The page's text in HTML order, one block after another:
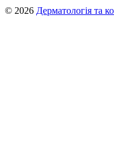
© 2026 Дерматологія та